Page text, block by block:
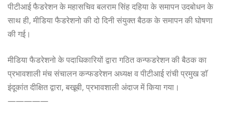
पीटीआई फैडरेशन के महासचिव बलराम सिंह दहिया के समापन उदबोधन के
साथ ही, मीडिया फैडरेशनो की दो दिनी संयुक्त बैठक के समापन की घोषणा
की गई।
मीडिया फैडरेशनो के पदाधिकारियों द्वारा गठित कन्फडरेशन की बैठक का
प्रभावशाली मंच संचालन कन्फडरेशन अध्यक्ष व पीटीआई रांची प्रमुख डाॅ
इंदूकांत दीक्षित द्वारा, बखूबी, प्रभावशाली अंदाज में किया गया।
—————